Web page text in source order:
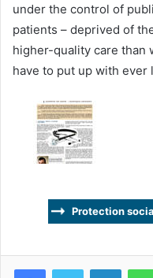
under the control of
patients – deprived of
higher-quality care than
have to put up with
Protection
FacebookTwitter